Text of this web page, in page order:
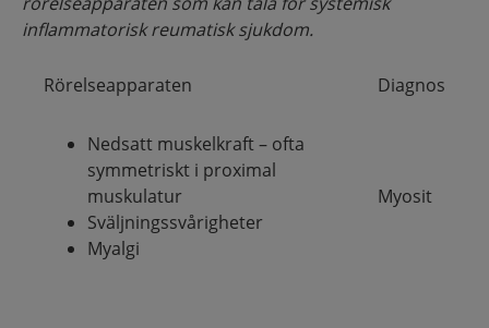
inflammatorisk reumatisk sjukdom.
Rörelseapparaten Diagnos
Nedsatt muskelkraft – ofta
symmetriskt i proximal
muskulatur
Sväljningssvårigheter
Myalgi
Myosit